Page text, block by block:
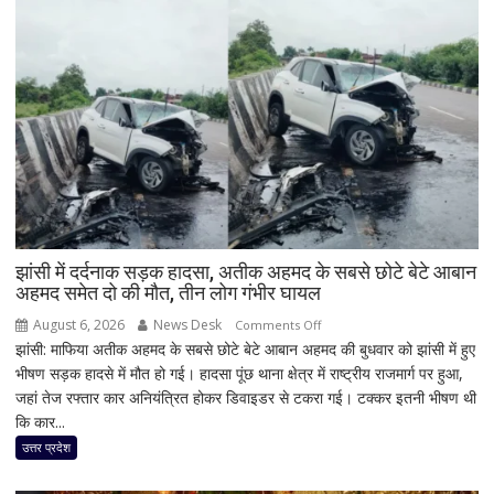
झांसी में दर्दनाक सड़क हादसा, अतीक अहमद के सबसे छोटे बेटे आबान
अहमद समेत दो की मौत, तीन लोग गंभीर घायल
August 6, 2026 News Desk Comments Offon
झांसी
में
दर्दनाक
झांसी: माफिया अतीक अहमद के सबसे छोटे बेटे आबान अहमद की बुधवार को झांसी में हुए
भीषण सड़क हादसे में मौत हो गई। हादसा पूंछ थाना क्षेत्र में राष्ट्रीय राजमार्ग पर हुआ,
जहां तेज रफ्तार कार अनियंत्रित होकर डिवाइडर से टकरा गई। टक्कर इतनी भीषण थी
कि कार...
उत्तर प्रदेश